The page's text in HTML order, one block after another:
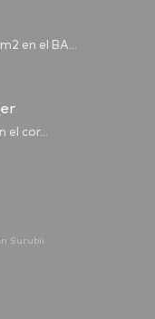
en el BA...
cor...
Surubii